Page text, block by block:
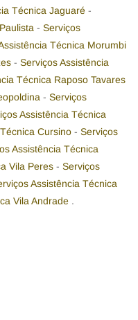
Técnica Jaguaré -
- Serviços
Técnica Morumbi
- Serviços Assistência
Técnica Raposo Tavares
- Serviços
Assistência Técnica
Cursino - Serviços
Assistência Técnica
Vila Peres - Serviços
Assistência Técnica
Vila Andrade .